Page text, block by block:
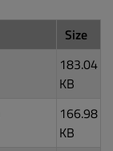
Size
183.04
KB
166.98
KB